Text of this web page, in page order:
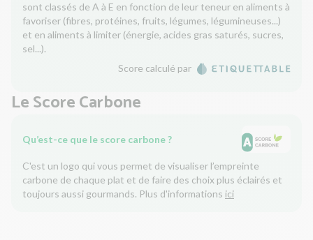
sont classés de A à E en fonction de leur teneur en aliments à
favoriser (fibres, protéines, fruits, légumes, légumineuses...)
et en aliments à limiter (énergie, acides gras saturés, sucres,
sel...).
Score calculé par
Le Score Carbone
Qu’est-ce que le score carbone ?
C'est un logo qui vous permet de visualiser l’empreinte
carbone de chaque plat et de faire des choix plus éclairés et
toujours aussi gourmands. Plus d'informations ici